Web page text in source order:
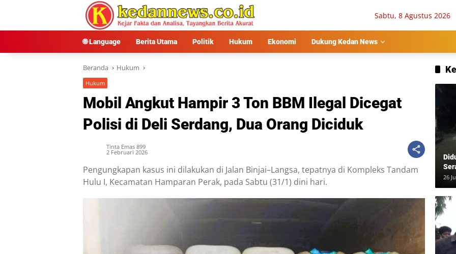
Sabtu, 8 Agustus 2026
🌐 Language Berita Utama Politik Hukum Ekonomi Dukung Kedan News
Beranda Hukum
Hukum
Mobil Angkut Hampir 3 Ton BBM Ilegal Dicegat
Polisi di Deli Serdang, Dua Orang Diciduk
Tinta Emas 899
2 Februari 2026
Pengungkapan kasus ini dilakukan di Jalan Binjai–Langsa, tepatnya di Kompleks Tandam
Hulu I, Kecamatan Hamparan Perak, pada Sabtu (31/1) dini hari.
26